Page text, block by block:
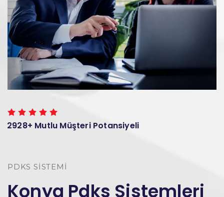
2928+ Mutlu Müşteri Potansiyeli
PDKS SISTEMI
Konya Pdks Sistemleri